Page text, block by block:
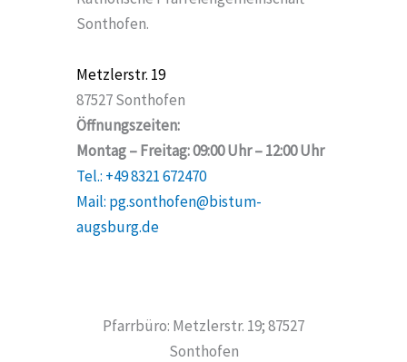
Sonthofen.
Metzlerstr. 19
87527 Sonthofen
Öffnungszeiten:
Montag – Freitag: 09:00 Uhr – 12:00 Uhr
Tel.: +49 8321 672470
Mail: pg.sonthofen@bistum-
augsburg.de
Pfarrbüro: Metzlerstr. 19; 87527
Sonthofen